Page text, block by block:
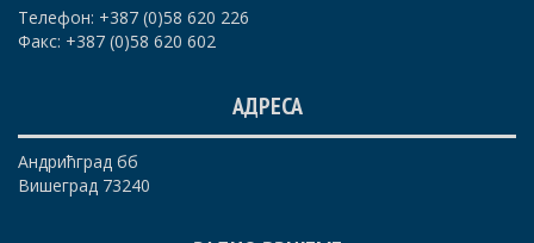
Телефон: +387 (0)58 620 226
Факс: +387 (0)58 620 602
АДРЕСА
Андрићград бб
Вишеград 73240